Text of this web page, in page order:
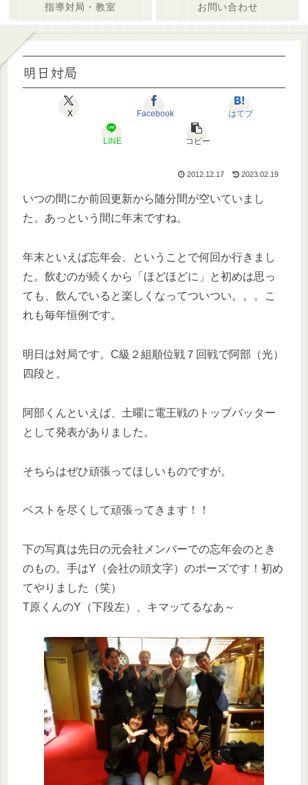
指導対局・教室 お問い合わせ
明日対局
X Facebook はてブ
LINE コピー
2012.12.17 2023.02.19
いつの間にか前回更新から随分間が空いていまし
た。あっという間に年末ですね。
年末といえば忘年会、ということで何回か行きまし
た。飲むのが続くから「ほどほどに」と初めは思っ
ても、飲んでいると楽しくなってついつい。。。こ
れも毎年恒例です。
明日は対局です。C級２組順位戦７回戦で阿部（光）
四段と。
阿部くんといえば、土曜に電王戦のトップバッター
として発表がありました。
そちらはぜひ頑張ってほしいものですが。
ベストを尽くして頑張ってきます！！
下の写真は先日の元会社メンバーでの忘年会のとき
のもの。手はY（会社の頭文字）のポーズです！初め
てやりました（笑）
T原くんのY（下段左）、キマッてるなあ～